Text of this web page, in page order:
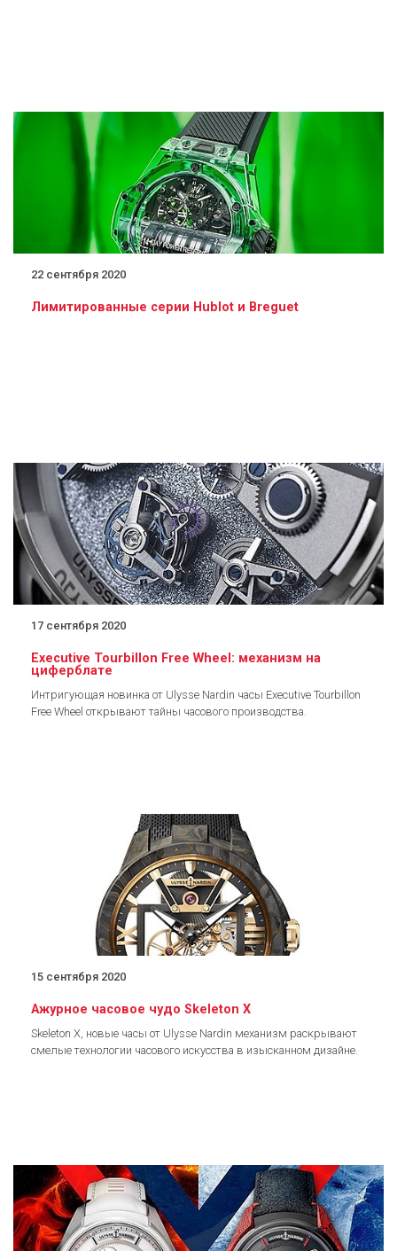
22 сентября 2020
Лимитированные серии Hublot и Breguet
17 сентября 2020
Executive Tourbillon Free Wheel: механизм на
циферблате
Интригующая новинка от Ulysse Nardin часы Executive Tourbillon
Free Wheel открывают тайны часового производства.
15 сентября 2020
Ажурное часовое чудо Skeleton X
Skeleton X, новые часы от Ulysse Nardin механизм раскрывают
смелые технологии часового искусства в изысканном дизайне.